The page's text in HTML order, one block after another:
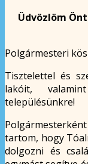
Üdvözlöm
Polgármesteri
Tisztelettel és
lakóit,
településünkre!
tartom, hogy
dolgozni és